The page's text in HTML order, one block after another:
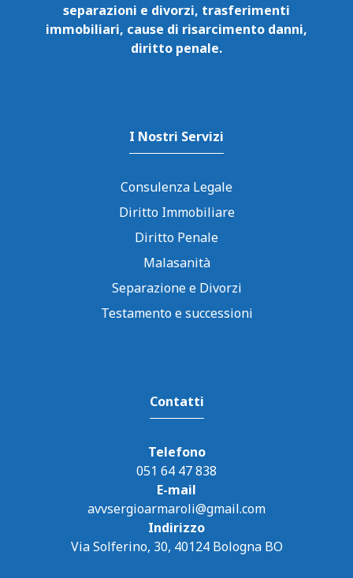
separazioni e divorzi, trasferimenti
immobiliari, cause di risarcimento danni,
diritto penale.
I Nostri Servizi
Consulenza Legale
Diritto Immobiliare
Diritto Penale
Malasanità
Separazione e Divorzi
Testamento e successioni
Contatti
Telefono
051 64 47 838
E-mail
avvsergioarmaroli@gmail.com
Indirizzo
Via Solferino, 30, 40124 Bologna BO